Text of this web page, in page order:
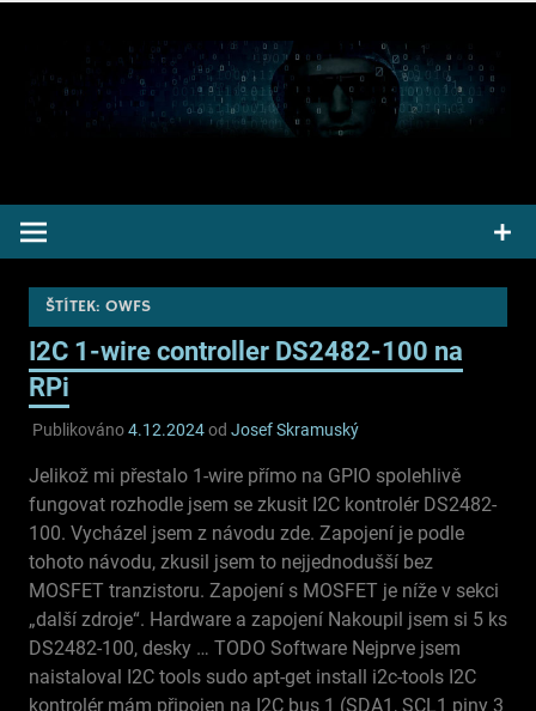
obsah
ŠTÍTEK: OWFS
I2C 1-wire controller DS2482-100 na
RPi
Publikováno4.12.2024od Josef Skramuský
Jelikož mi přestalo 1-wire přímo na GPIO spolehlivě
fungovat rozhodle jsem se zkusit I2C kontrolér DS2482-
100. Vycházel jsem z návodu zde. Zapojení je podle
tohoto návodu, zkusil jsem to nejjednodušší bez
MOSFET tranzistoru. Zapojení s MOSFET je níže v sekci
„další zdroje“. Hardware a zapojení Nakoupil jsem si 5 ks
DS2482-100, desky … TODO Software Nejprve jsem
naistaloval I2C tools sudo apt-get install i2c-tools I2C
kontrolér mám připojen na I2C bus 1 (SDA1, SCL1 piny 3